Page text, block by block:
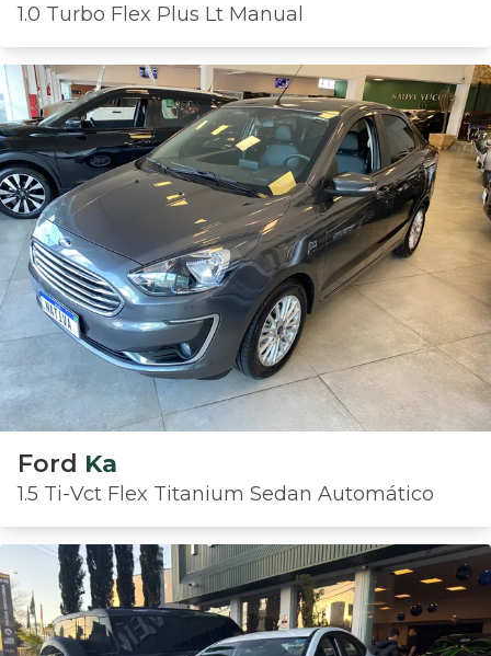
1.0 Turbo Flex Plus Lt Manual
Ford Ka
1.5 Ti-Vct Flex Titanium Sedan Automático